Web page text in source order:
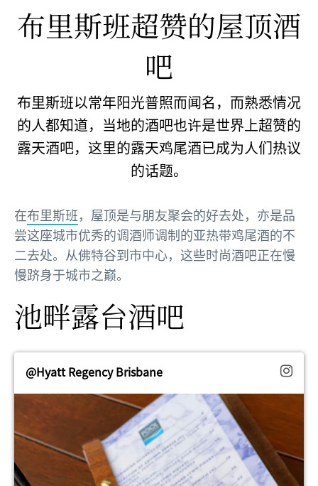
布里斯班超赞的屋顶酒
吧
布里斯班以常年阳光普照而闻名，而熟悉情况
的人都知道，当地的酒吧也许是世界上超赞的
露天酒吧，这里的露天鸡尾酒已成为人们热议
的话题。
在布里斯班，屋顶是与朋友聚会的好去处，亦是品
尝这座城市优秀的调酒师调制的亚热带鸡尾酒的不
二去处。从佛特谷到市中心，这些时尚酒吧正在慢
慢跻身于城市之巅。
池畔露台酒吧
@Hyatt Regency Brisbane